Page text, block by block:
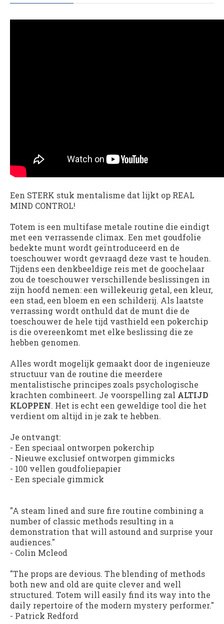
Een STERK stuk mentalisme dat lijkt op REAL
MIND CONTROL!
Totem is een multifase metale routine die eindigt
met een verrassende climax. Een met goudfolie
bedekte munt wordt geïntroduceerd en de
toeschouwer wordt gevraagd deze vast te houden.
Tijdens een denkbeeldige reis met de goochelaar
zou de toeschouwer verschillende beslissingen in
zijn hoofd nemen: een willekeurig getal, een kleur,
een stad, een bloem en een schilderij. Als laatste
verrassing wordt onthuld dat de munt die de
toeschouwer de hele tijd vasthield een pokerchip
is die overeenkomt met elke beslissing die ze
hebben genomen.
Alles wordt mogelijk gemaakt door de ingenieuze
structuur van de routine die meerdere
mentalistische principes zoals psychologische
krachten combineert. Je voorspelling zal ALTIJD
KLOPPEN. Het is echt een geweldige tool die het
verdient om altijd in je zak te hebben.
Je ontvangt:
- Een speciaal ontworpen pokerchip
- Nieuwe exclusief ontworpen gimmicks
- 100 vellen goudfoliepapier
- Een speciale gimmick
"A steam lined and sure fire routine combining a
number of classic methods resulting in a
demonstration that will astound and surprise your
audiences."
- Colin Mcleod
"The props are devious. The blending of methods
both new and old are quite clever and well
structured. Totem will easily find its way into the
daily repertoire of the modern mystery performer."
- Patrick Redford